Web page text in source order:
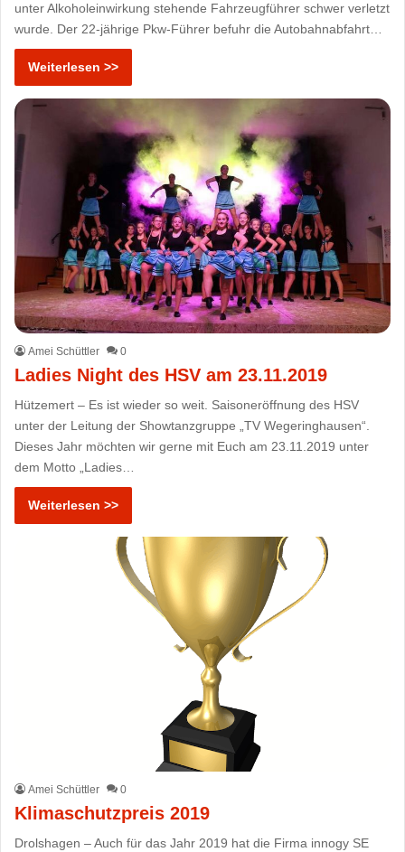
unter Alkoholeinwirkung stehende Fahrzeugführer schwer verletzt
wurde. Der 22-jährige Pkw-Führer befuhr die Autobahnabfahrt…
Weiterlesen >>
Amei Schüttler 0
Ladies Night des HSV am 23.11.2019
Hützemert – Es ist wieder so weit. Saisoneröffnung des HSV
unter der Leitung der Showtanzgruppe „TV Wegeringhausen“.
Dieses Jahr möchten wir gerne mit Euch am 23.11.2019 unter
dem Motto „Ladies…
Weiterlesen >>
Amei Schüttler 0
Klimaschutzpreis 2019
Drolshagen – Auch für das Jahr 2019 hat die Firma innogy SE